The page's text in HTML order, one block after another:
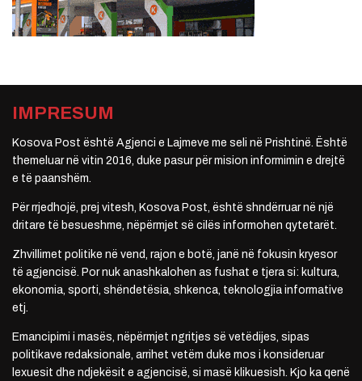
IMPRESUM
Kosova Post është Agjenci e Lajmeve me seli në Prishtinë. Është
themeluar në vitin 2016, duke pasur për mision informimin e drejtë
e të paanshëm.
Për rrjedhojë, prej vitesh, Kosova Post, është shndërruar në një
dritare të besueshme, nëpërmjet së cilës informohen qytetarët.
Zhvillimet politike në vend, rajon e botë, janë në fokusin kryesor
të agjencisë. Por nuk anashkalohen as fushat e tjera si: kultura,
ekonomia, sporti, shëndetësia, shkenca, teknologjia informative
etj.
Emancipimi i masës, nëpërmjet ngritjes së vetëdijes, sipas
politikave redaksionale, arrihet vetëm duke mos i konsideruar
lexuesit dhe ndjekësit e agjencisë, si masë klikuesish. Kjo ka qenë